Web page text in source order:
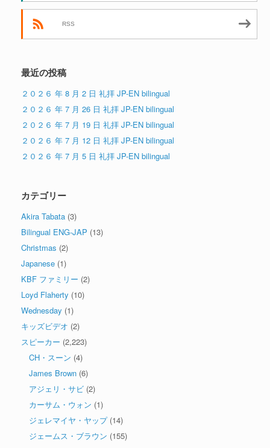
RSS
最近の投稿
２０２６ 年 8 月 2 日 礼拝 JP-EN bilingual
２０２６ 年 7 月 26 日 礼拝 JP-EN bilingual
２０２６ 年 7 月 19 日 礼拝 JP-EN bilingual
２０２６ 年 7 月 12 日 礼拝 JP-EN bilingual
２０２６ 年 7 月 5 日 礼拝 JP-EN bilingual
カテゴリー
Akira Tabata (3)
Bilingual ENG-JAP (13)
Christmas (2)
Japanese (1)
KBF ファミリー (2)
Loyd Flaherty (10)
Wednesday (1)
キッズビデオ (2)
スピーカー (2,223)
CH・スーン (4)
James Brown (6)
アジェリ・サビ (2)
カーサム・ウォン (1)
ジェレマイヤ・ヤップ(14)
ジェームス・ブラウン (155)